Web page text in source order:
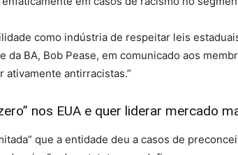
como indústria de respeitar leis
BA, Bob Pease, em comunicado aos
antirracistas.”
nos EUA e quer liderar mercado
que a entidade deu a casos de